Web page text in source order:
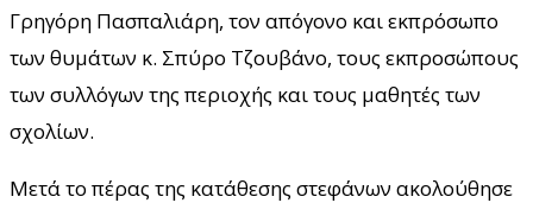
Γρηγόρη Πασπαλιάρη, τον απόγονο και εκπρόσωπο
των θυμάτων κ. Σπύρο Τζουβάνο, τους εκπροσώπους
των συλλόγων της περιοχής και τους μαθητές των
σχολίων.
Μετά το πέρας της κατάθεσης στεφάνων ακολούθησε